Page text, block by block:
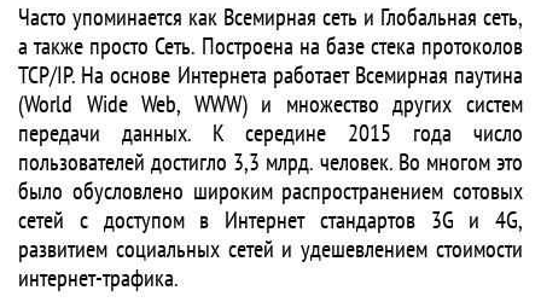
Часто упоминается как Всемирная сеть и Глобальная сеть,
а также просто Сеть. Построена на базе стека протоколов
TCP/IP. На основе Интернета работает Всемирная паутина
(World Wide Web, WWW) и множество других систем
передачи данных. К середине 2015 года число
пользователей достигло 3,3 млрд. человек. Во многом это
было обусловлено широким распространением сотовых
сетей с доступом в Интернет стандартов 3G и 4G,
развитием социальных сетей и удешевлением стоимости
интернет-трафика.